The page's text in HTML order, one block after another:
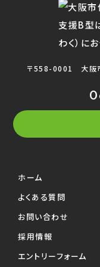
〒558-0001 大阪
ホーム
よくある質問
お問い合わせ
採用情報
エントリーフォーム